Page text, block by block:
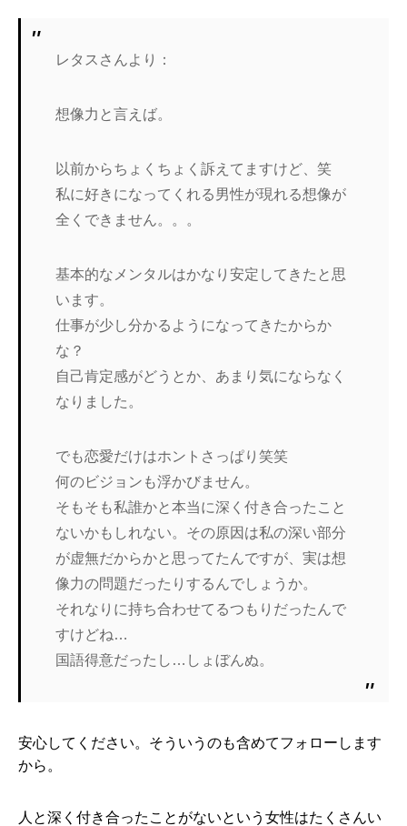
レタスさんより：
想像力と言えば。
以前からちょくちょく訴えてますけど、笑
私に好きになってくれる男性が現れる想像が
全くできません。。。
基本的なメンタルはかなり安定してきたと思
います。
仕事が少し分かるようになってきたからか
な？
自己肯定感がどうとか、あまり気にならなく
なりました。
でも恋愛だけはホントさっぱり笑笑
何のビジョンも浮かびません。
そもそも私誰かと本当に深く付き合ったこと
ないかもしれない。その原因は私の深い部分
が虚無だからかと思ってたんですが、実は想
像力の問題だったりするんでしょうか。
それなりに持ち合わせてるつもりだったんで
すけどね…
国語得意だったし…しょぼんぬ。
安心してください。そういうのも含めてフォローします
から。
人と深く付き合ったことがないという女性はたくさんい